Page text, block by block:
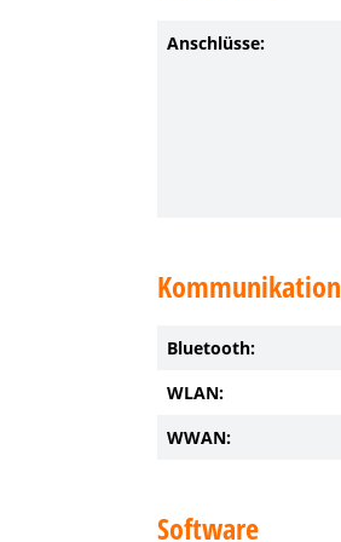
Anschlüsse:
Kommunikation
Bluetooth:
WLAN:
WWAN:
Software